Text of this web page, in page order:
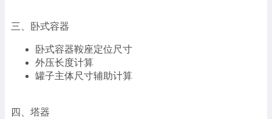
三、卧式容器
卧式容器鞍座定位尺寸
外压长度计算
罐子主体尺寸辅助计算
四、塔器